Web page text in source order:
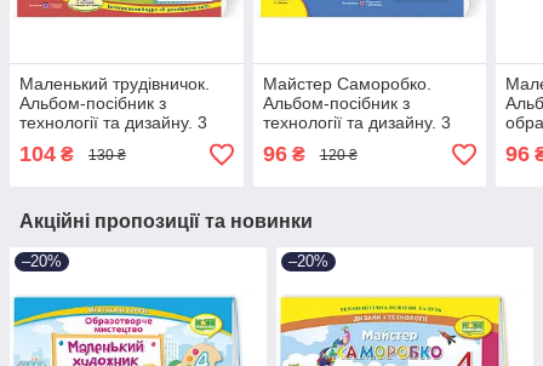
Маленький трудівничок.
Альбом-посібник з
технології та дизайну. 3
кл.
104 ₴ 130 ₴
Майстер Саморобко.
Альбом-посібник з
технології та дизайну. 3
кл.
96₴ 120 ₴ 96
Акційні пропозиції та новинки
–20% –20%